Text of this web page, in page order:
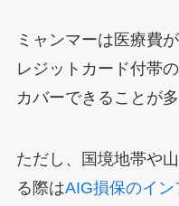
ミャンマーは医療費
レジットカード付帯
カバーできることが多
ただし、国境地帯や
る際はAIG損保のイ